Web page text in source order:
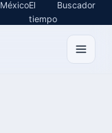
MéxicoEl
tiempo
Buscador